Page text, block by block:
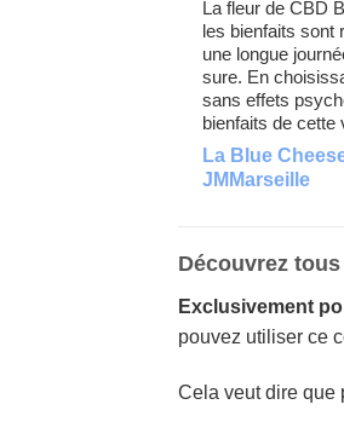
La fleur de CBD
les bienfaits sont
une longue
sure. En
sans effets
bienfaits de cette
La Blue
JMMarseille
Découvrez
Exclusivement
pouvez utiliser ce
Cela veut dire que